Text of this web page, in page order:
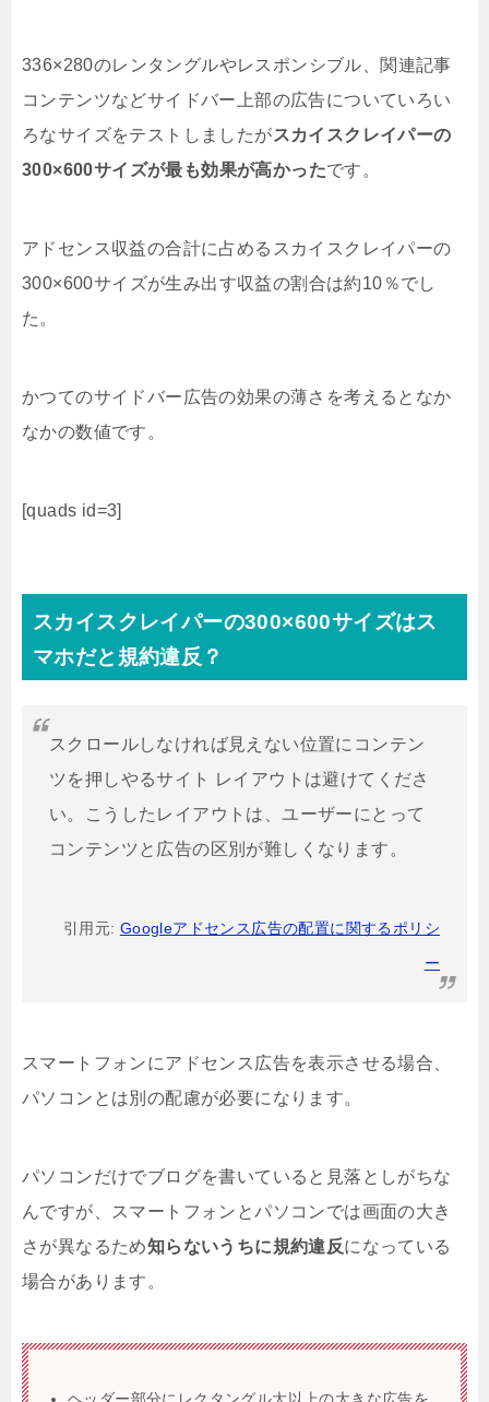
336×280のレンタングルやレスポンシブル、関連記事
コンテンツなどサイドバー上部の広告についていろい
ろなサイズをテストしましたがスカイスクレイパーの
300×600サイズが最も効果が高かったです。
アドセンス収益の合計に占めるスカイスクレイパーの
300×600サイズが生み出す収益の割合は約10％でし
た。
かつてのサイドバー広告の効果の薄さを考えるとなか
なかの数値です。
[quads id=3]
スカイスクレイパーの300×600サイズはス
マホだと規約違反？
スクロールしなければ見えない位置にコンテン
ツを押しやるサイト レイアウトは避けてくださ
い。こうしたレイアウトは、ユーザーにとって
コンテンツと広告の区別が難しくなります。
引用元: Googleアドセンス広告の配置に関するポリシ
ー
スマートフォンにアドセンス広告を表示させる場合、
パソコンとは別の配慮が必要になります。
パソコンだけでブログを書いていると見落としがちな
んですが、スマートフォンとパソコンでは画面の大き
さが異なるため知らないうちに規約違反になっている
場合があります。